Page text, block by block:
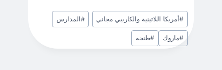
منشورات
الوسوم:
#أمريكا اللاتينية والكاريبي مجاني #المدارس
#ماروك #طنجة